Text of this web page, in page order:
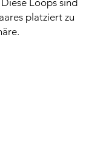
Loops sind
platziert zu